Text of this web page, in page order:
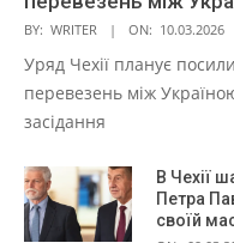
BY: WRITER ON: 10.03.2026
Уряд Чехії планує
перевезень між
засідання
В Чехії
Петра
своїй